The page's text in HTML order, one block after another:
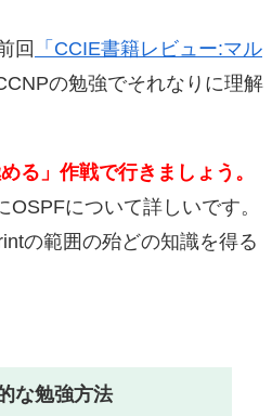
回
「CCIE書籍レビュー:マル
の勉強でそれなりに理解
る」作戦で行きましょう。
について詳しいです。
の範囲の殆どの知識を得る
な勉強方法